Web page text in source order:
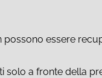
possono essere
solo a fronte della